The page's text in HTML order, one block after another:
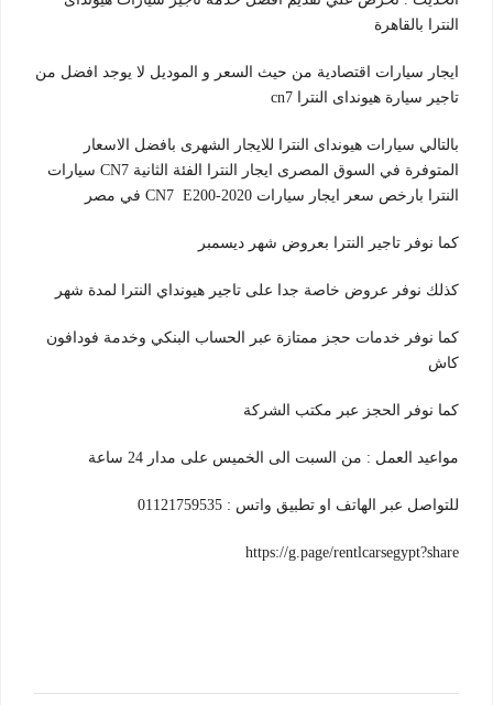
النترا بالقاهرة
ايجار سيارات اقتصادية من حيث السعر و الموديل لا يوجد افضل من
تاجير سيارة هيونداى النترا cn7
بالتالي سيارات هيونداى النترا للايجار الشهرى بافضل الاسعار
المتوفرة في السوق المصرى ايجار النترا الفئة الثانية CN7 سيارات
النترا بارخص سعر ايجار سيارات CN7 E200-2020 في مصر
كما نوفر تاجير النترا بعروض شهر ديسمبر
كذلك نوفر عروض خاصة جدا على تاجير هيونداي النترا لمدة شهر
كما نوفر خدمات حجز ممتازة عبر الحساب البنكي وخدمة فودافون
كاش
كما نوفر الحجز عبر مكتب الشركة
مواعيد العمل : من السبت الى الخميس على مدار 24 ساعة
للتواصل عبر الهاتف او تطبيق واتس : 01121759535
https://g.page/rentlcarsegypt?share